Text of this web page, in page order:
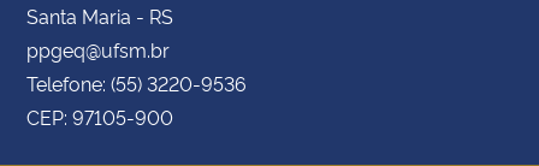
Santa Maria - RS
ppgeq@ufsm.br
Telefone: (55) 3220-9536
CEP: 97105-900